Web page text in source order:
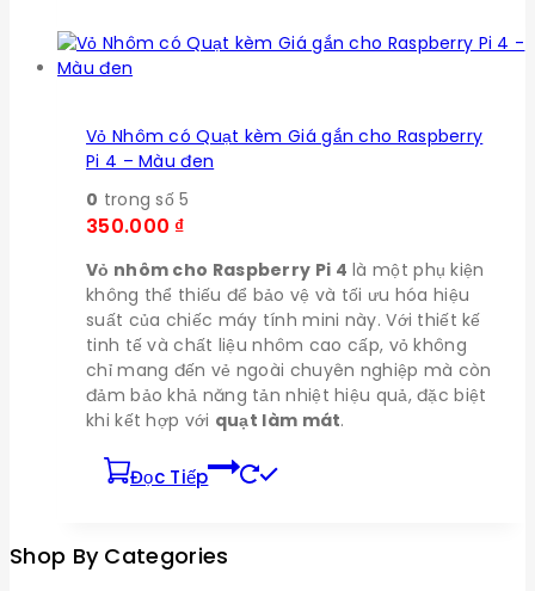
Vỏ Nhôm có Quạt kèm Giá gắn cho Raspberry
Pi 4 – Màu đen
0 trong số 5
350.000 ₫
Vỏ nhôm cho Raspberry Pi 4 là một phụ kiện
không thể thiếu để bảo vệ và tối ưu hóa hiệu
suất của chiếc máy tính mini này. Với thiết kế
tinh tế và chất liệu nhôm cao cấp, vỏ không
chỉ mang đến vẻ ngoài chuyên nghiệp mà còn
đảm bảo khả năng tản nhiệt hiệu quả, đặc biệt
khi kết hợp với quạt làm mát.
Đọc Tiếp
Shop By Categories